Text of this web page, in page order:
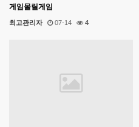
게임몰릴게임
최고관리자 07-14 4